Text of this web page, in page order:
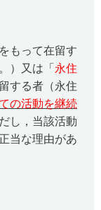
もって在留す
）又は「 永住
する者（永住
の活動を継続
だし，当該活動
当な理由があ